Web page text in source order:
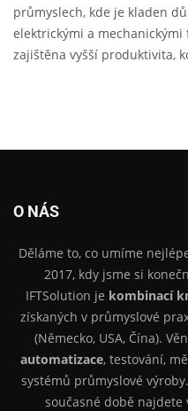
průmyslech, kde je kladen
elektrickými a
zajištěna vyšší produktivita,
O NÁS
Děláme to, co umíme
2017, kdy jsme si
IFTSolution je kombinací
získaných v průmyslové
(Německo, USA, Čína).
automatizace, testování,
systémů průmyslové
současné době najdete